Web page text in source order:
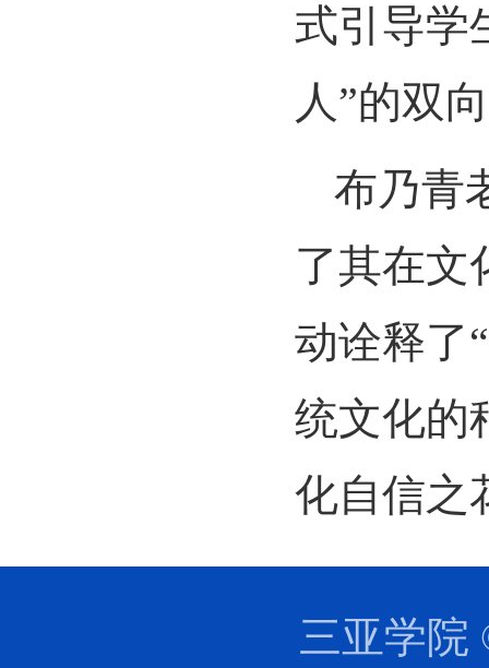
式引导学
人”的双
布乃青
了其在文
动诠释了“
统文化的
化自信之
三亚学院